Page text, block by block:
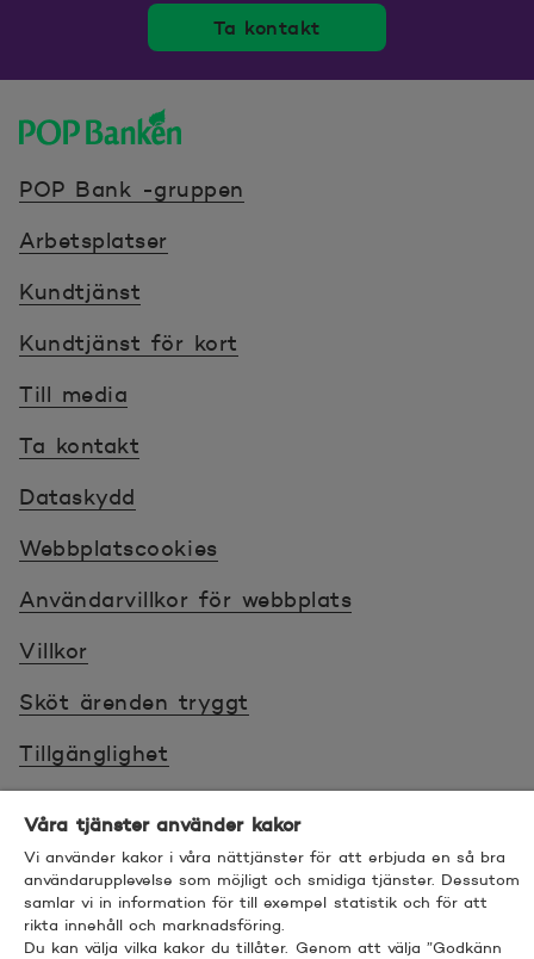
Ta kontakt
POP Bank -gruppen
Arbetsplatser
Kundtjänst
Kundtjänst för kort
Till media
Ta kontakt
Dataskydd
Webbplatscookies
Användarvillkor för webbplats
Villkor
Sköt ärenden tryggt
Tillgänglighet
© 2026 POP Pankki, Hevosenkenkä 3, 02600
ESPOO
Våra tjänster använder kakor
Vi använder kakor i våra nättjänster för att erbjuda en så bra
användarupplevelse som möjligt och smidiga tjänster. Dessutom
samlar vi in information för till exempel statistik och för att
rikta innehåll och marknadsföring.
Du kan välja vilka kakor du tillåter. Genom att välja ”Godkänn